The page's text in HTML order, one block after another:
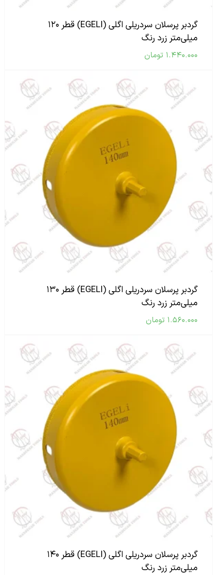
گردبر پرسلان سردریلی اگلی (EGELI) قطر ۱۲۰
میلی‌متر زرد رنگ
۱.۴۴۰.۰۰۰ تومان
گردبر پرسلان سردریلی اگلی (EGELI) قطر ۱۳۰
میلی‌متر زرد رنگ
۱.۵۶۰.۰۰۰ تومان
گردبر پرسلان سردریلی اگلی (EGELI) قطر ۱۴۰
میلی‌متر زرد رنگ